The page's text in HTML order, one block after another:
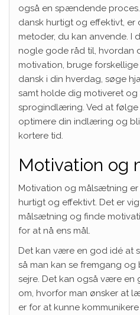
også en spændende
dansk hurtigt og effektivt, er
metoder, du kan anvende. I
nogle gode råd til, hvordan
motivation, bruge
dansk i din hverdag, søge
samt holde dig motiveret
sprogindlæring. Ved at følge
optimere din indlæring og
kortere tid.
Motivation og
Motivation og målsætning
hurtigt og effektivt. Det er
målsætning og finde
for at nå ens mål.
Det kan være en god idé at
så man kan se fremgang og
sejre. Det kan også være en
om, hvorfor man ønsker at
er for at kunne